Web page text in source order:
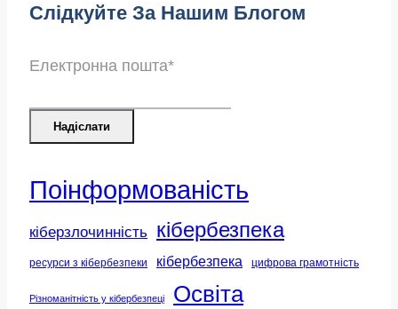
2024
Слідкуйте За Нашим Блогом
Електронна пошта*
Надіслати
Поінформованість
кіберзлочинність кібербезпека
ресурси з кібербезпеки кібербезпека цифрова грамотність
Різноманітність у кібербезпеці Освіта